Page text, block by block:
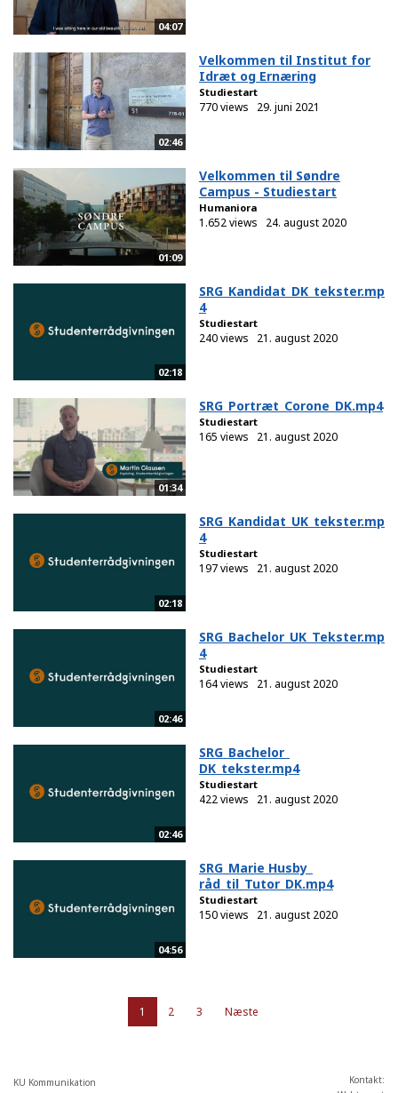
04:07
02:46
Velkommen til Institut for
Idræt og Ernæring
Studiestart
770 views 29. juni 2021
01:09
Velkommen til Søndre
Campus - Studiestart
Humaniora
1.652 views 24. august 2020
02:18
SRG_Kandidat_DK_tekster.mp
4
Studiestart
240 views 21. august 2020
01:34
SRG_Portræt_Corone_DK.mp4
Studiestart
165 views 21. august 2020
02:18
SRG_Kandidat_UK_tekster.mp
4
Studiestart
197 views 21. august 2020
02:46
SRG_Bachelor_UK_Tekster.mp
4
Studiestart
164 views 21. august 2020
02:46
SRG_Bachelor_
DK_tekster.mp4
Studiestart
422 views 21. august 2020
04:56
SRG_Marie Husby_
råd_til_Tutor_DK.mp4
Studiestart
150 views 21. august 2020
1 2 3 Næste
KU Kommunikation
Kontakt: